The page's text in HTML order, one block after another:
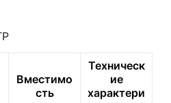
Вместимо
сть
Техническ
ие
характери